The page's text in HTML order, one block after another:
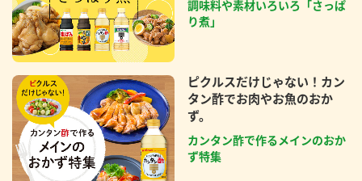
調味料や素材いろいろ「さっぱ
り煮」
ピクルスだけじゃない！カン
タン酢でお肉やお魚のおか
ず。
カンタン酢で作るメインのおか
ず特集